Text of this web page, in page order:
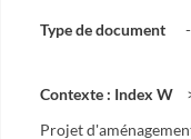
Type de document -
Contexte : Index W
Projet